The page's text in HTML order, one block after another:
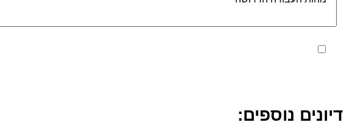
דיונים נוספים: